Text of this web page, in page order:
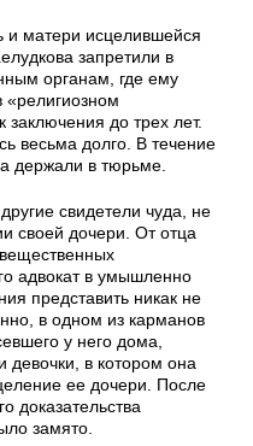
и матери исцелившейся
запретили в
органам, где ему
заключения до трех лет.
весьма долго. В течение
держали в тюрьме.
сви­детели чуда, не
своей дочери. От отца
адвокат в умышленно
представить никак не
в одном из карманов
у него дома,
девочки, в котором она
ее дочери. После
доказательства
замято.